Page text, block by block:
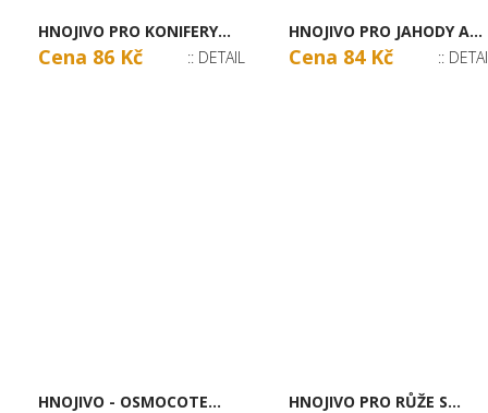
HNOJIVO PRO KONIFERY...
Cena 86 Kč :: DETAIL
HNOJIVO PRO JAHODY A...
Cena 84 Kč ::
HNOJIVO - OSMOCOTE... HNOJIVO PRO RŮŽE S...